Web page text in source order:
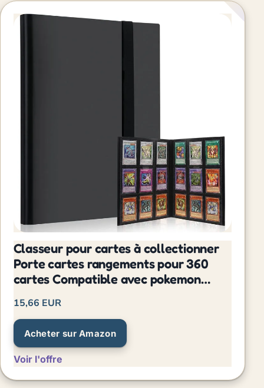
Classeur pour cartes à collectionner
Porte cartes rangements pour 360
cartes Compatible avec pokemon
15,66 EUR
Acheter sur Amazon
Voir l'offre